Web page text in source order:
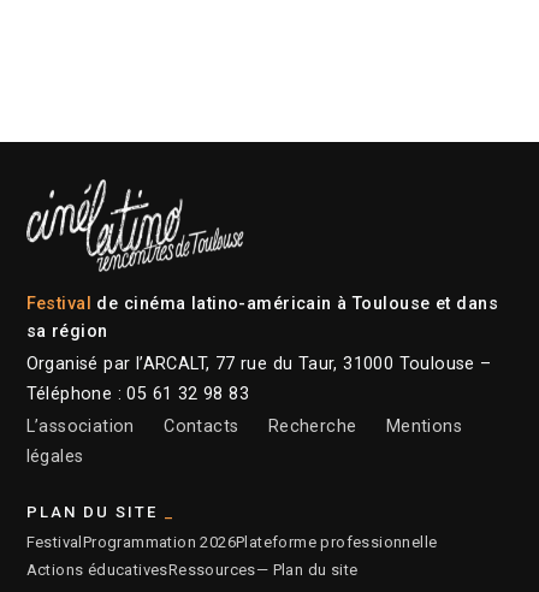
Festival de cinéma latino-américain à Toulouse et dans
sa région
Organisé par l’ARCALT, 77 rue du Taur, 31000 Toulouse –
Téléphone : 05 61 32 98 83
L’association
Contacts Recherche
Mentions
légales
PLAN DU SITE
Festival Programmation 2026Plateforme professionnelle
Actions éducativesRessources— Plan du site